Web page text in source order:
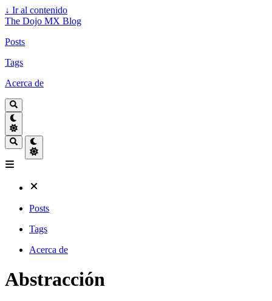
↓ Ir al contenido
The Dojo MX Blog
Posts
Tags
Acerca de
Posts
Tags
Acerca de
Abstracción